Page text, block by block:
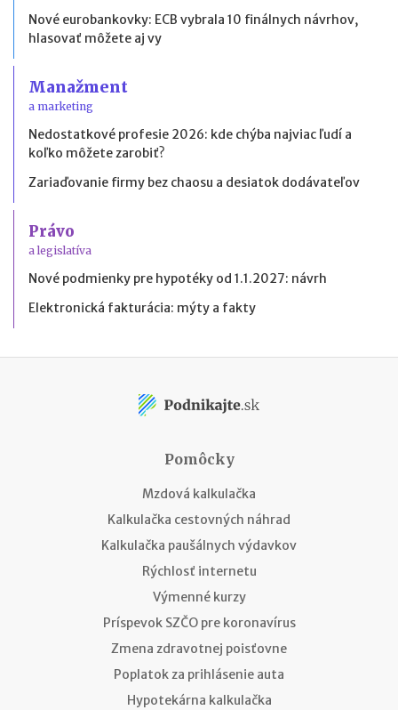
Nové eurobankovky: ECB vybrala 10 finálnych návrhov,
hlasovať môžete aj vy
Manažment
a marketing
Nedostatkové profesie 2026: kde chýba najviac ľudí a
koľko môžete zarobiť?
Zariaďovanie firmy bez chaosu a desiatok dodávateľov
Právo
a legislatíva
Nové podmienky pre hypotéky od 1.1.2027: návrh
Elektronická fakturácia: mýty a fakty
Pomôcky
Mzdová kalkulačka
Kalkulačka cestovných náhrad
Kalkulačka paušálnych výdavkov
Rýchlosť internetu
Výmenné kurzy
Príspevok SZČO pre koronavírus
Zmena zdravotnej poisťovne
Poplatok za prihlásenie auta
Hypotekárna kalkulačka